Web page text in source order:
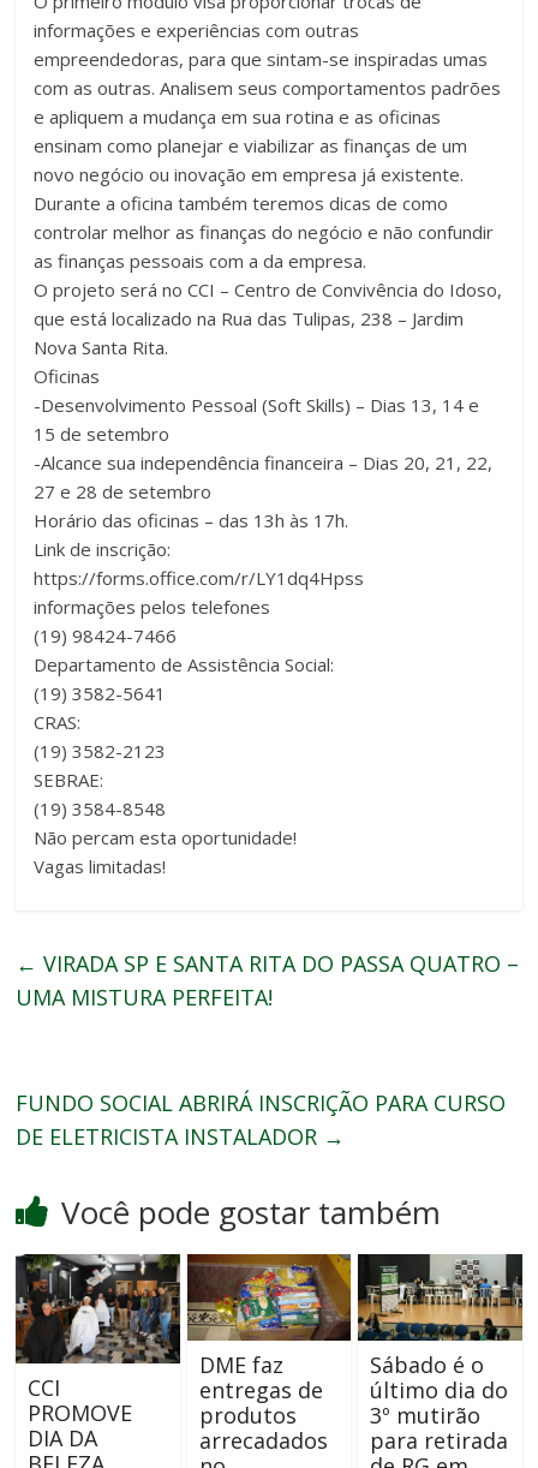
informações e experiências com outras
empreendedoras, para que sintam-se inspiradas umas
com as outras. Analisem seus comportamentos padrões
e apliquem a mudança em sua rotina e as oficinas
ensinam como planejar e viabilizar as finanças de um
novo negócio ou inovação em empresa já existente.
Durante a oficina também teremos dicas de como
controlar melhor as finanças do negócio e não confundir
as finanças pessoais com a da empresa.
O projeto será no CCI – Centro de Convivência do Idoso,
que está localizado na Rua das Tulipas, 238 – Jardim
Nova Santa Rita.
Oficinas
-Desenvolvimento Pessoal (Soft Skills) – Dias 13, 14 e
15 de setembro
-Alcance sua independência financeira – Dias 20, 21, 22,
27 e 28 de setembro
Horário das oficinas – das 13h às 17h.
Link de inscrição:
https://forms.office.com/r/LY1dq4Hpss
informações pelos telefones
(19) 98424-7466
Departamento de Assistência Social:
(19) 3582-5641
CRAS:
(19) 3582-2123
SEBRAE:
(19) 3584-8548
Não percam esta oportunidade!
Vagas limitadas!
← VIRADA SP E SANTA RITA DO PASSA QUATRO –
UMA MISTURA PERFEITA!
FUNDO SOCIAL ABRIRÁ INSCRIÇÃO PARA CURSO
DE ELETRICISTA INSTALADOR →
Você pode gostar também
CCI
PROMOVE
DIA DA
DME faz
entregas de
produtos
arrecadados
Sábado é o
último dia do
3º mutirão
para retirada